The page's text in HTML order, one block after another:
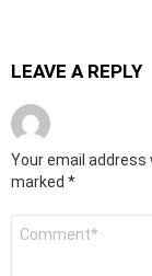
LEAVE A REPLY
Your email address
marked *